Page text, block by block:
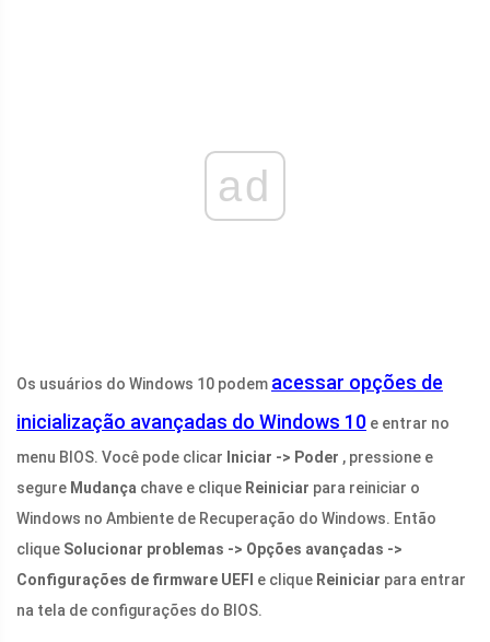
ad
Os usuários do Windows 10 podem acessar opções de
inicialização avançadas do Windows 10 e entrar no
menu BIOS. Você pode clicar Iniciar -> Poder , pressione e
segure Mudança chave e clique Reiniciar para reiniciar o
Windows no Ambiente de Recuperação do Windows. Então
clique Solucionar problemas -> Opções avançadas ->
Configurações de firmware UEFI e clique Reiniciar para entrar
na tela de configurações do BIOS.